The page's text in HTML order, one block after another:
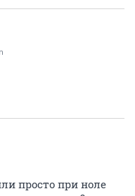
просто при ноле